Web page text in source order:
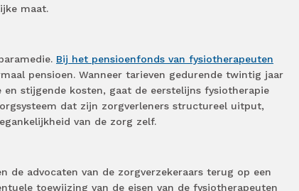
maat.
Bij het pensioenfonds van fysiotherapeuten
pensioen. Wanneer tarieven gedurende twintig jaar
stijgende kosten, gaat de eerstelijns fysiotherapie
dat zijn zorgverleners structureel uitput,
van de zorg zelf.
de advocaten van de zorgverzekeraars terug op een
toewijzing van de eisen van de fysiotherapeuten